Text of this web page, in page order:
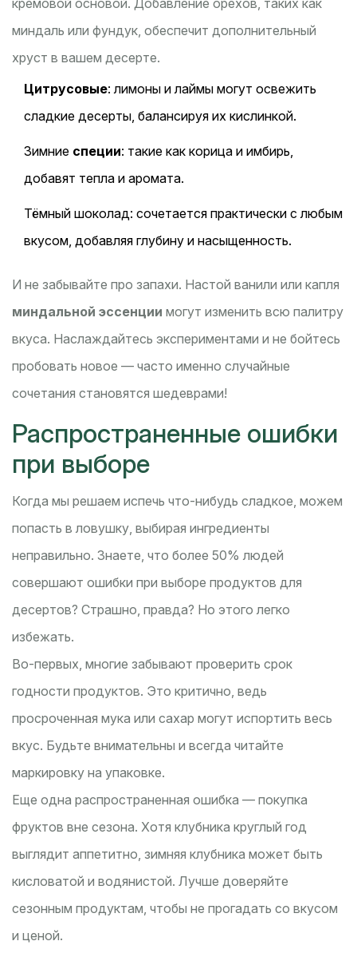
кремовой основой. Добавление орехов, таких как
миндаль или фундук, обеспечит дополнительный
хруст в вашем десерте.
Цитрусовые: лимоны и лаймы могут освежить
сладкие десерты, балансируя их кислинкой.
Зимние специи: такие как корица и имбирь,
добавят тепла и аромата.
Тёмный шоколад: сочетается практически с любым
вкусом, добавляя глубину и насыщенность.
И не забывайте про запахи. Настой ванили или капля
миндальной эссенции могут изменить всю палитру
вкуса. Наслаждайтесь экспериментами и не бойтесь
пробовать новое — часто именно случайные
сочетания становятся шедеврами!
Распространенные ошибки
при выборе
Когда мы решаем испечь что-нибудь сладкое, можем
попасть в ловушку, выбирая ингредиенты
неправильно. Знаете, что более 50% людей
совершают ошибки при выборе продуктов для
десертов? Страшно, правда? Но этого легко
избежать.
Во-первых, многие забывают проверить срок
годности продуктов. Это критично, ведь
просроченная мука или сахар могут испортить весь
вкус. Будьте внимательны и всегда читайте
маркировку на упаковке.
Еще одна распространенная ошибка — покупка
фруктов вне сезона. Хотя клубника круглый год
выглядит аппетитно, зимняя клубника может быть
кисловатой и водянистой. Лучше доверяйте
сезонным продуктам, чтобы не прогадать со вкусом
и ценой.